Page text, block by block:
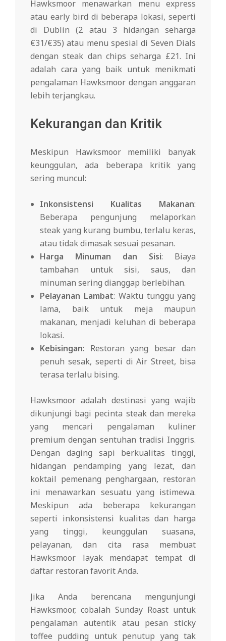
Hawksmoor menawarkan menu express
atau early bird di beberapa lokasi, seperti
di Dublin (2 atau 3 hidangan seharga
€31/€35) atau menu spesial di Seven Dials
dengan steak dan chips seharga £21. Ini
adalah cara yang baik untuk menikmati
pengalaman Hawksmoor dengan anggaran
lebih terjangkau.
Kekurangan dan Kritik
Meskipun Hawksmoor memiliki banyak
keunggulan, ada beberapa kritik yang
sering muncul:
Inkonsistensi Kualitas Makanan:
Beberapa pengunjung melaporkan
steak yang kurang bumbu, terlalu keras,
atau tidak dimasak sesuai pesanan.
Harga Minuman dan Sisi: Biaya
tambahan untuk sisi, saus, dan
minuman sering dianggap berlebihan.
Pelayanan Lambat: Waktu tunggu yang
lama, baik untuk meja maupun
makanan, menjadi keluhan di beberapa
lokasi.
Kebisingan: Restoran yang besar dan
penuh sesak, seperti di Air Street, bisa
terasa terlalu bising.
Hawksmoor adalah destinasi yang wajib
dikunjungi bagi pecinta steak dan mereka
yang mencari pengalaman kuliner
premium dengan sentuhan tradisi Inggris.
Dengan daging sapi berkualitas tinggi,
hidangan pendamping yang lezat, dan
koktail pemenang penghargaan, restoran
ini menawarkan sesuatu yang istimewa.
Meskipun ada beberapa kekurangan
seperti inkonsistensi kualitas dan harga
yang tinggi, keunggulan suasana,
pelayanan, dan cita rasa membuat
Hawksmoor layak mendapat tempat di
daftar restoran favorit Anda.
Jika Anda berencana mengunjungi
Hawksmoor, cobalah Sunday Roast untuk
pengalaman autentik atau pesan sticky
toffee pudding untuk penutup yang tak